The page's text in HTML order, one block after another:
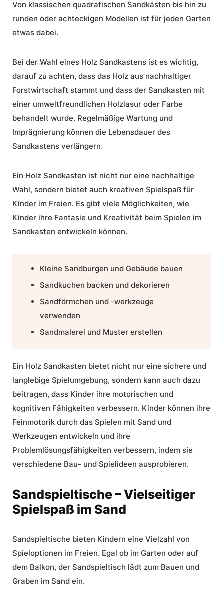
Von klassischen quadratischen Sandkästen bis hin zu
runden oder achteckigen Modellen ist für jeden Garten
etwas dabei.
Bei der Wahl eines Holz Sandkastens ist es wichtig,
darauf zu achten, dass das Holz aus nachhaltiger
Forstwirtschaft stammt und dass der Sandkasten mit
einer umweltfreundlichen Holzlasur oder Farbe
behandelt wurde. Regelmäßige Wartung und
Imprägnierung können die Lebensdauer des
Sandkastens verlängern.
Ein Holz Sandkasten ist nicht nur eine nachhaltige
Wahl, sondern bietet auch kreativen Spielspaß für
Kinder im Freien. Es gibt viele Möglichkeiten, wie
Kinder ihre Fantasie und Kreativität beim Spielen im
Sandkasten entwickeln können.
Kleine Sandburgen und Gebäude bauen
Sandkuchen backen und dekorieren
Sandförmchen und -werkzeuge
verwenden
Sandmalerei und Muster erstellen
Ein Holz Sandkasten bietet nicht nur eine sichere und
langlebige Spielumgebung, sondern kann auch dazu
beitragen, dass Kinder ihre motorischen und
kognitiven Fähigkeiten verbessern. Kinder können ihre
Feinmotorik durch das Spielen mit Sand und
Werkzeugen entwickeln und ihre
Problemlösungsfähigkeiten verbessern, indem sie
verschiedene Bau- und Spielideen ausprobieren.
Sandspieltische – Vielseitiger
Spielspaß im Sand
Sandspieltische bieten Kindern eine Vielzahl von
Spieloptionen im Freien. Egal ob im Garten oder auf
dem Balkon, der Sandspieltisch lädt zum Bauen und
Graben im Sand ein.